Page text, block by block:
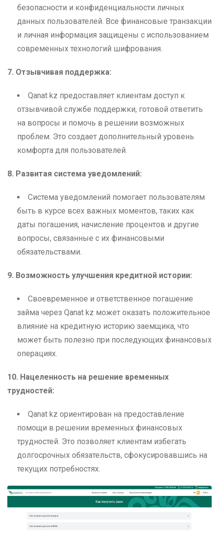
безопасности и конфиденциальности личных
данных пользователей. Все финансовые транзакции
и личная информация защищены с использованием
современных технологий шифрования.
7. Отзывчивая поддержка:
Qanat kz предоставляет клиентам доступ к
отзывчивой службе поддержки, готовой ответить
на вопросы и помочь в решении возможных
проблем. Это создает дополнительный уровень
комфорта для пользователей.
8. Развитая система уведомлений:
Система уведомлений помогает пользователям
быть в курсе всех важных моментов, таких как
даты погашения, начисление процентов и другие
вопросы, связанные с их финансовыми
обязательствами.
9. Возможность улучшения кредитной истории:
Своевременное и ответственное погашение
займа через Qanat kz может оказать положительное
влияние на кредитную историю заемщика, что
может быть полезно при последующих финансовых
операциях.
10. Нацеленность на решение временных
трудностей:
Qanat kz ориентирован на предоставление
помощи в решении временных финансовых
трудностей. Это позволяет клиентам избегать
долгосрочных обязательств, сфокусировавшись на
текущих потребностях.